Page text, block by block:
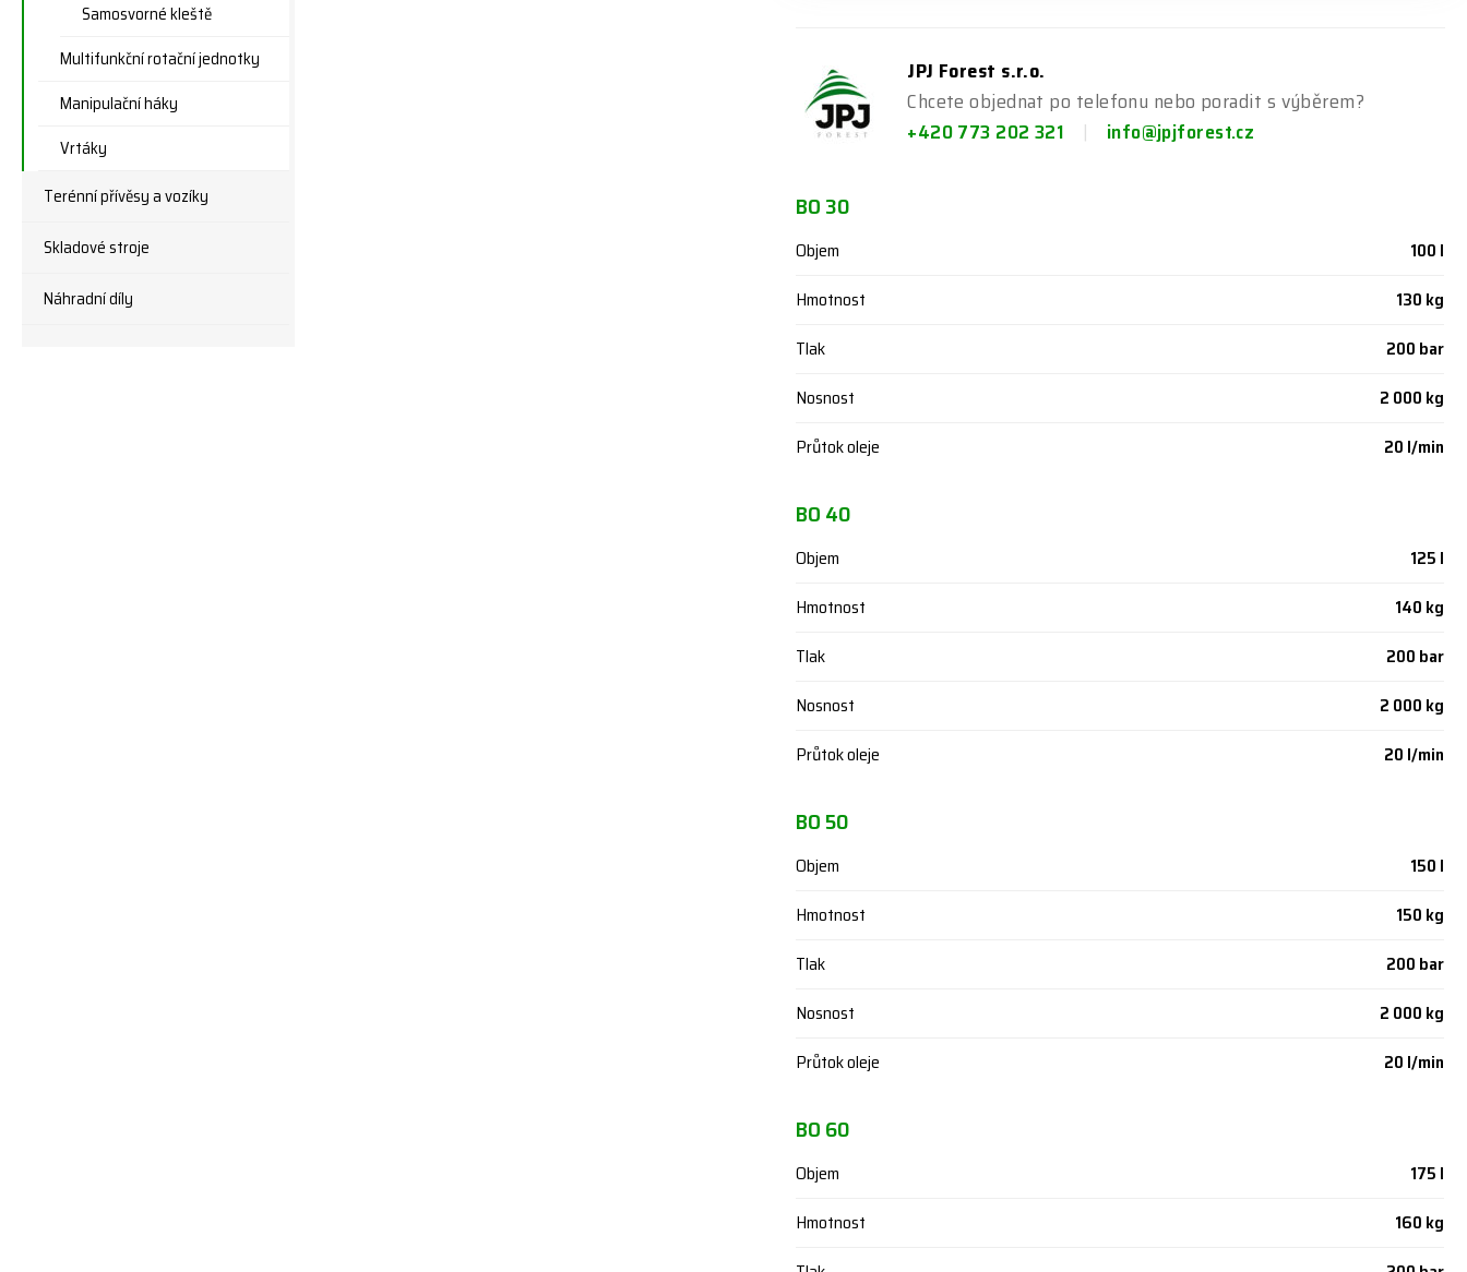
Samosvorné kleště
Multifunkční rotační jednotky
Manipulační háky
Vrtáky
Terénní přívěsy a vozíky
Skladové stroje
Náhradní díly
JPJ Forest s.r.o.
Chcete objednat po telefonu nebo poradit s výběrem?
+420 773 202 321
info@jpjforest.cz
BO 30
Objem
100 l
Hmotnost
130 kg
Tlak
200 bar
Nosnost
2 000 kg
Průtok oleje
20 l/min
BO 40
Objem
125 l
Hmotnost
140 kg
Tlak
200 bar
Nosnost
2 000 kg
Průtok oleje
20 l/min
BO 50
Objem
150 l
Hmotnost
150 kg
Tlak
200 bar
Nosnost
2 000 kg
Průtok oleje
20 l/min
BO 60
Objem
175 l
Hmotnost
160 kg